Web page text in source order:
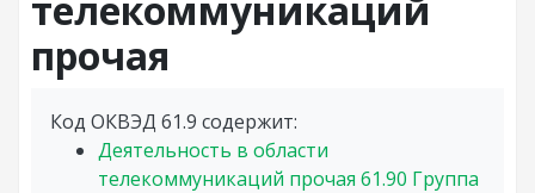
прочая
Код ОКВЭД 61.9 содержит:
Деятельность в области
телекоммуникаций прочая 61.90 Группа